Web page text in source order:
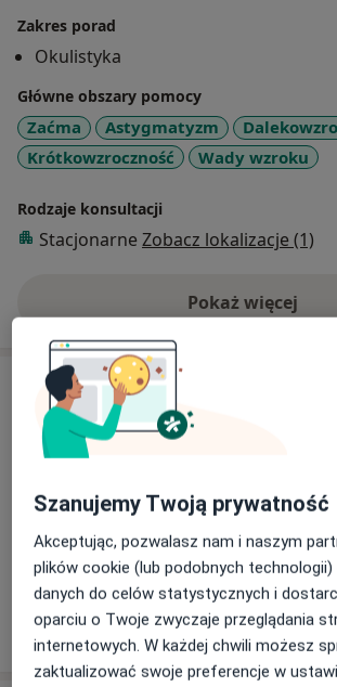
Zakres porad
Okulistyka
Główne obszary pomocy
Zaćma Astygmatyzm
Krótkowzroczność
Wady wzroku
Rodzaje konsultacji
Stacjonarne Zobacz lokalizacje (1)
Pokaż więcej
o
Usługi i ceny
Kwalifikacja do korekcji wzroku
449 zł Szczegóły
Konsultacja okulistyczna
Od 150 zł Szczegóły
W jaki sposób ustalane są ceny?
Szanujemy Twoją prywatność
Akceptując, pozwalasz nam i naszym
plików cookie (lub podobnych technologii)
danych do celów statystycznych i
oparciu o Twoje zwyczaje przeglądania
internetowych. W każdej chwili możesz
zaktualizować swoje preferencje w